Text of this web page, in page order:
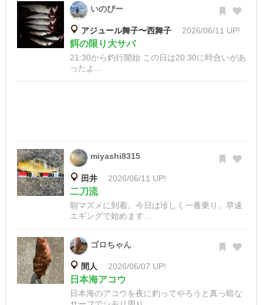
いのぴー
アジュール舞子〜西舞子 2026/06/11 UP!
餌の限り大サバ
21:30から釣行開始 この日は20:30に時合いがあ
ったよ...
miyashi8315
田井 2026/06/11 UP!
二刀流
朝マズメに到着。今日は珍しく一番乗り。早速
エギングで始めます...
ゴロちゃん
間人 2026/06/07 UP!
日本海アコウ
日本海のアコウを夜に釣ってやろうと真っ暗な